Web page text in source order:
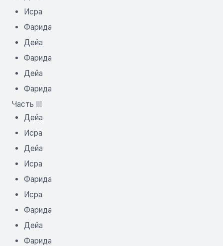
Исра
Фарида
Дейа
Фарида
Дейа
Фарида
Часть III
Дейа
Исра
Дейа
Исра
Фарида
Исра
Фарида
Дейа
Фарида